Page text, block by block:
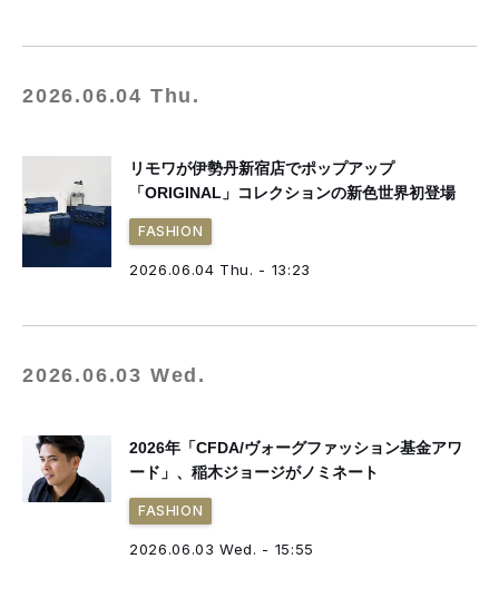
2026.06.04 Thu.
リモワが伊勢丹新宿店でポップアップ
「ORIGINAL」コレクションの新色世界初登場
FASHION
2026.06.04 Thu. - 13:23
2026.06.03 Wed.
2026年「CFDA/ヴォーグファッション基金アワ
ード」、稲木ジョージがノミネート
FASHION
2026.06.03 Wed. - 15:55